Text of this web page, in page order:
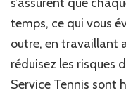
temps, ce qui vous
outre, en travaillant
réduisez les risques
Service Tennis sont